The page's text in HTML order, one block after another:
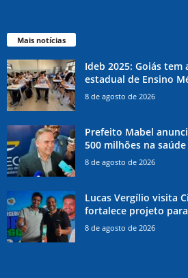
Mais notícias
Ideb 2025: Goiás tem
estadual de Ensino
8 de agosto de 2026
Prefeito Mabel
500 milhões na saúde
8 de agosto de 2026
Lucas Vergílio visita
fortalece projeto para
8 de agosto de 2026